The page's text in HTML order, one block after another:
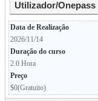
Utilizador/Onepass
Data de Realização
2026/11/14
Duração do curso
2.0 Hora
Preço
$0(Gratuito)